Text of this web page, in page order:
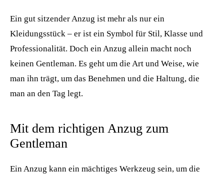
Ein gut sitzender Anzug ist mehr als nur ein
Kleidungsstück – er ist ein Symbol für Stil, Klasse und
Professionalität. Doch ein Anzug allein macht noch
keinen Gentleman. Es geht um die Art und Weise, wie
man ihn trägt, um das Benehmen und die Haltung, die
man an den Tag legt.
Mit dem richtigen Anzug zum
Gentleman
Ein Anzug kann ein mächtiges Werkzeug sein, um die